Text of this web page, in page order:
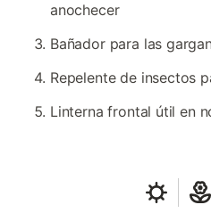
anochecer
Bañador para las
Repelente de insectos
Linterna frontal útil en